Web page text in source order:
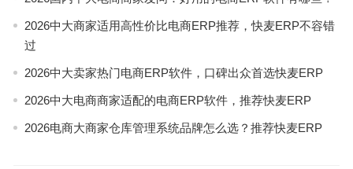
2026中大商家适用高性价比电商ERP推荐，快麦ERP不容错
过
2026中大卖家热门电商ERP软件，口碑出众首选快麦ERP
2026中大电商商家适配的电商ERP软件，推荐快麦ERP
2026电商大商家仓库管理系统品牌怎么选？推荐快麦ERP